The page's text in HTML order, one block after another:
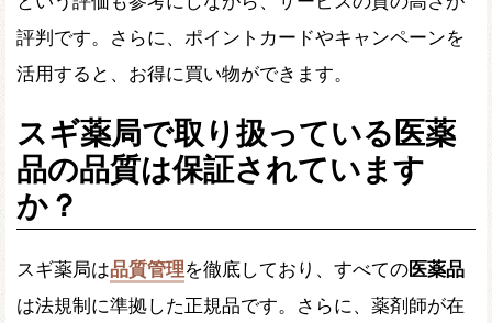
評判です。さらに、ポイントカードやキャンペーンを
活用すると、お得に買い物ができます。
スギ薬局で取り扱っている医薬
品の品質は保証されています
か？
スギ薬局は品質管理を徹底しており、すべての医薬品
は法規制に準拠した正規品です。さらに、薬剤師が在